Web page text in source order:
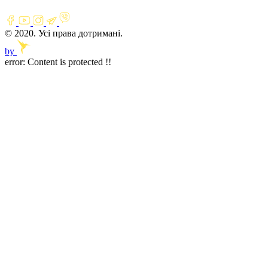
© 2020. Усі права дотримані.
by
error: Content is protected !!